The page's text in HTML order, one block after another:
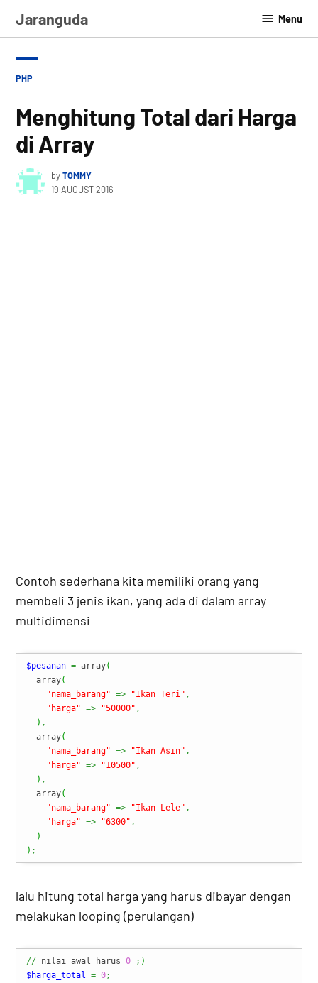
Jaranguda Menu
POSTED
PHP
Menghitung Total dari Harga
di Array
byTOMMY
19 AUGUST 2016
Contoh sederhana kita memiliki orang yang
membeli 3 jenis ikan, yang ada di dalam array
multidimensi
$pesanan = array(
  array
(
"nama_barang"
=> "Ikan Teri" ,
"harga"
=> "50000" ,
) ,
  array
(
"nama_barang"
=> "Ikan Asin" ,
"harga"
=> "10500" ,
) ,
  array
(
"nama_barang"
=> "Ikan Lele" ,
"harga"
=> "6300" ,
)
) ;
lalu hitung total harga yang harus dibayar dengan
melakukan looping (perulangan)
// nilai awal harus 0 ; )
$harga_total
= 0;